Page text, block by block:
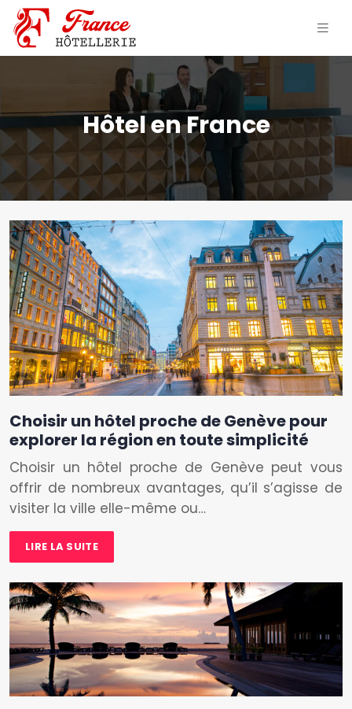
Hôtel en France
Choisir un hôtel proche de Genève pour
explorer la région en toute simplicité
Choisir un hôtel proche de Genève peut vous
offrir de nombreux avantages, qu’il s’agisse de
visiter la ville elle-même ou…
LIRE LA SUITE